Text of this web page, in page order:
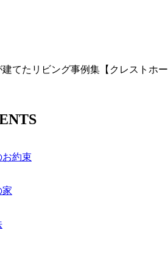
てたリビング事例集【クレストホ
お約束
家